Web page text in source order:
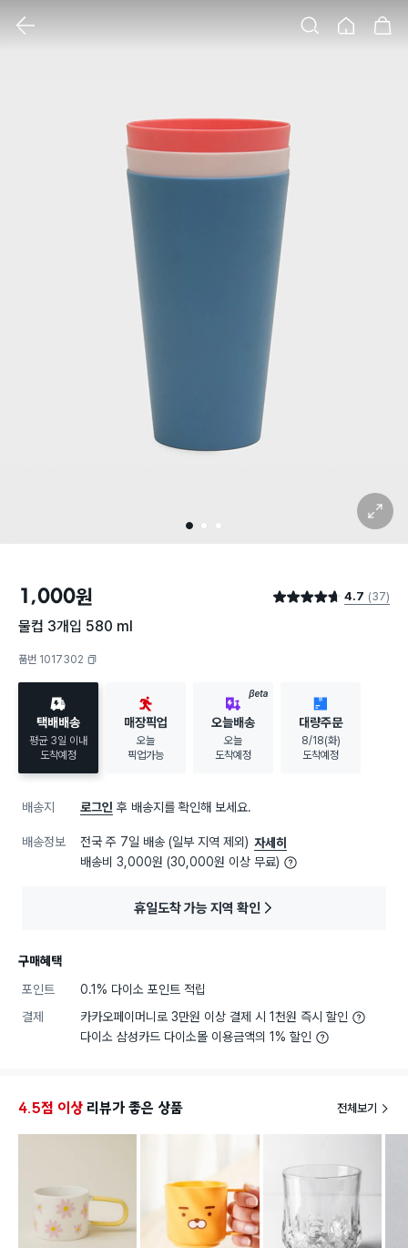
1 2 3
확대 보기
1,000원 별점 4.7점 4.7 (37)
물컵 3개입 580 ml
품번 1017302
택배배송
평균 3일 이내
도착예정
매장픽업
오늘
픽업가능
BETA
오늘배송
오늘
도착예정
대량주문
8/18(화)
도착예정
배송지 로그인 후 배송지를 확인해 보세요.
배송정보 전국 주 7일 배송 (일부 지역 제외) 자세히
배송비 3,000원 (30,000원 이상 무료)
휴일도착 가능 지역 확인
구매혜택
포인트
0.1% 다이소 포인트 적립
결제
카카오페이머니로 3만원 이상 결제 시 1천원 즉시 할인
다이소 삼성카드 다이소몰 이용금액의 1% 할인
4.5점 이상 리뷰가 좋은 상품 전체보기